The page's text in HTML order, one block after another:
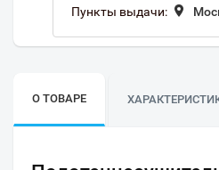
Пункты выдачи:
О ТОВАРЕ